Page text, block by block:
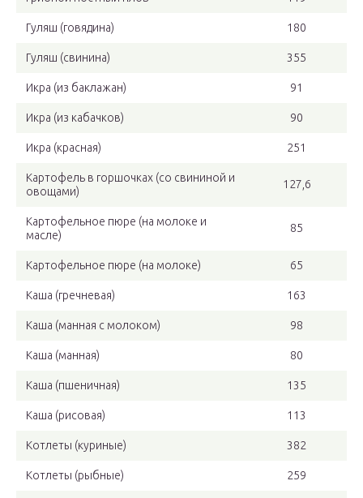
Гуляш (говядина) 180
Гуляш (свинина) 355
Икра (из баклажан) 91
Икра (из кабачков) 90
Икра (красная) 251
Картофель в горшочках (со свининой и
овощами)
127,6
Картофельное пюре (на молоке и
масле)
85
Картофельное пюре (на молоке) 65
Каша (гречневая) 163
Каша (манная с молоком) 98
Каша (манная) 80
Каша (пшеничная) 135
Каша (рисовая) 113
Котлеты (куриные) 382
Котлеты (рыбные) 259